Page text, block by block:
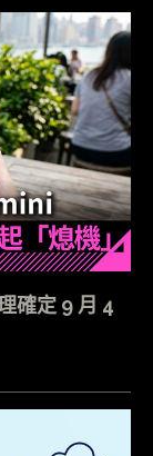
確定 9 月 4